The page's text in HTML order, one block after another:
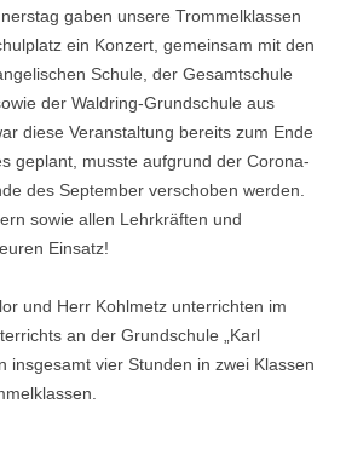
gaben unsere Trommelklassen
ein Konzert, gemeinsam mit den
Schule, der Gesamtschule
der Waldring-Grundschule aus
diese Veranstaltung bereits zum Ende
geplant, musste aufgrund der Corona-
des September verschoben werden.
sowie allen Lehrkräften und
Einsatz!
und Herr Kohlmetz unterrichten im
an der Grundschule „Karl
insgesamt vier Stunden in zwei Klassen